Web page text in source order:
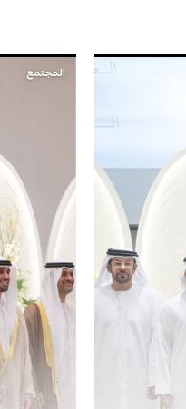
المجتمع